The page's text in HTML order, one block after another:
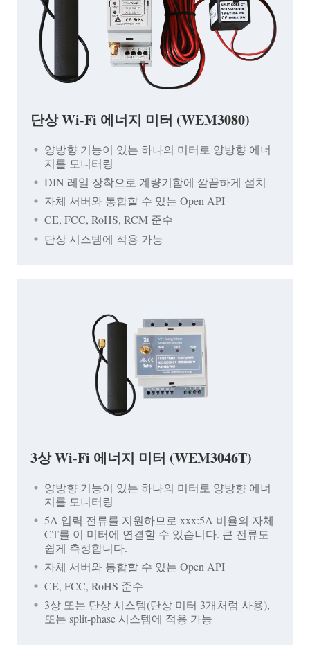
단상 Wi-Fi 에너지 미터 (WEM3080)
양방향 기능이 있는 하나의 미터로 양방향 에너
지를 모니터링
DIN 레일 장착으로 계량기함에 깔끔하게 설치
자체 서버와 통합할 수 있는 Open API
CE, FCC, RoHS, RCM 준수
단상 시스템에 적용 가능
3상 Wi-Fi 에너지 미터 (WEM3046T)
양방향 기능이 있는 하나의 미터로 양방향 에너
지를 모니터링
5A 입력 전류를 지원하므로 xxx:5A 비율의 자체
CT를 이 미터에 연결할 수 있습니다. 큰 전류도
쉽게 측정합니다.
자체 서버와 통합할 수 있는 Open API
CE, FCC, RoHS 준수
3상 또는 단상 시스템(단상 미터 3개처럼 사용),
또는 split-phase 시스템에 적용 가능